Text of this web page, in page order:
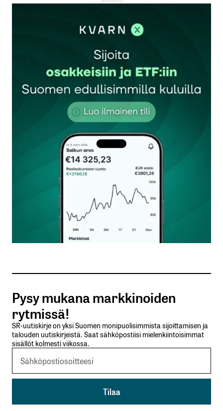
kirjautua
rekisteröityä
Sähköpostiosoitettasi ei julkaista.Pakolliset
kentät on merkitty*
Kommentti*
Nimesi tai nimimerkkisi
Sähköpostiosoitteesi
Tilaa SalkunRakentajan uutiskirje
Lähetä kommentti
Pysy mukana markkinoiden
rytmissä!
SR-uutiskirje on yksi Suomen monipuolisimmista sijoittamisen ja
talouden uutiskirjeistä. Saat sähköpostiisi mielenkiintoisimmat
sisällöt kolmesti viikossa.